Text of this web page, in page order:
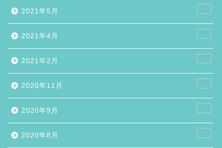
2021年5月 10
2021年4月 7
2021年2月 2
2020年11月 1
2020年9月 1
2020年8月 2